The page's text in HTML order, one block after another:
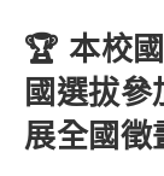
🏆 本校
國選拔
展全國徵